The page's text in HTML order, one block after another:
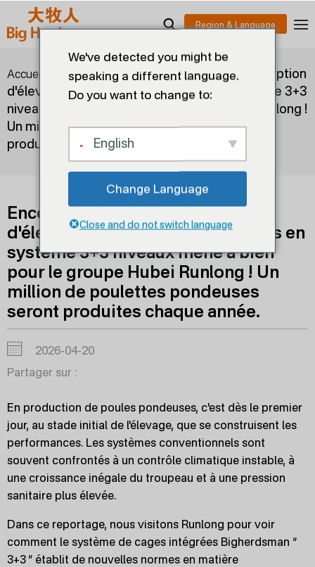
Accueil Blogs >
Encore un projet de conception
d'élevage de poulettes pondeuses en système 3+3
niveaux mené à bien pour le groupe Hubei Runlong !
Un million de poulettes pondeuses seront
produites chaque année.
Encore un projet de conception
d'élevage de poulettes pondeuses en
système 3+3 niveaux mené à bien
pour le groupe Hubei Runlong ! Un
million de poulettes pondeuses
seront produites chaque année.
2026-04-20
Partager sur :
En production de poules pondeuses, c'est dès le premier
jour, au stade initial de l'élevage, que se construisent les
performances. Les systèmes conventionnels sont
souvent confrontés à un contrôle climatique instable, à
une croissance inégale du troupeau et à une pression
sanitaire plus élevée.
Dans ce reportage, nous visitons Runlong pour voir
comment le système de cages intégrées Bigherdsman “
3+3 ” établit de nouvelles normes en matière
We've detected you might be
speaking a different language.
Do you want to change to:
English
Change Language
Close and do not switch language